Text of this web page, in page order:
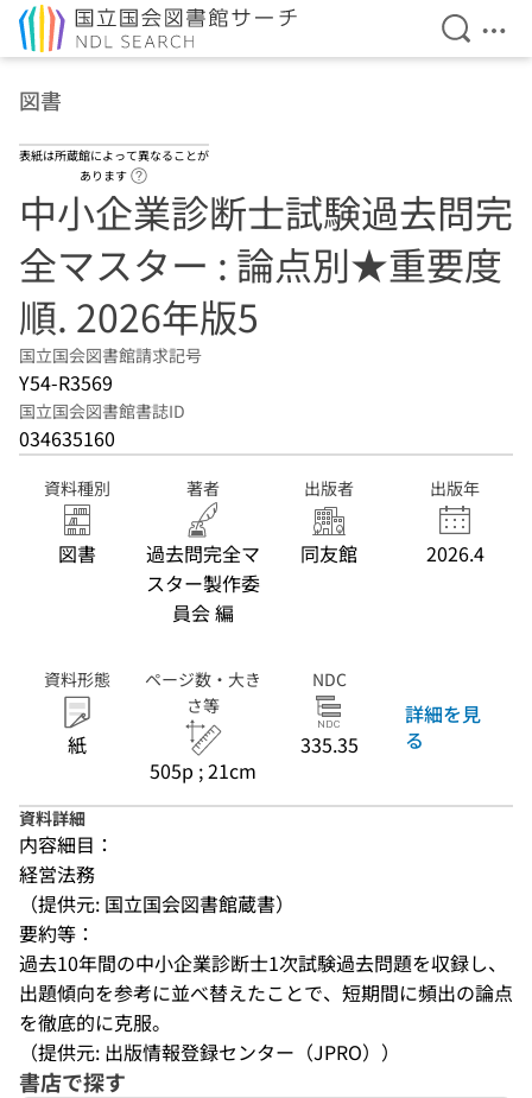
検索を
メ
図書
表紙は所蔵館によって異なることが
あります
中小企業診断士試験過去問完
全マスター : 論点別★重要度
順. 2026年版5
国立国会図書館請求記号
Y54-R3569
国立国会図書館書誌ID
034635160
資料種別
図書
著者
過去問完全マ
スター製作委
員会 編
出版者
同友館
出版年
2026.4
資料形態
紙
ページ数・大き
さ等
505p ; 21cm
NDC
335.35
詳細を見
る
資料詳細
内容細目：
経営法務
（提供元: 国立国会図書館蔵書）
要約等：
過去10年間の中小企業診断士1次試験過去問題を収録し、
出題傾向を参考に並べ替えたことで、短期間に頻出の論点
を徹底的に克服。
（提供元: 出版情報登録センター（JPRO））
書店で探す